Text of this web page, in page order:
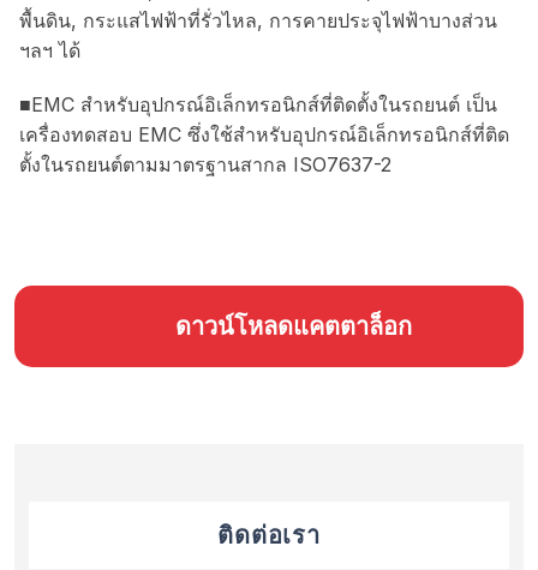
พื้นดิน, กระแสไฟฟ้าที่รั่วไหล, การคายประจุไฟฟ้าบางส่วน
ฯลฯ ได้
■EMC สำหรับอุปกรณ์อิเล็กทรอนิกส์ที่ติดตั้งในรถยนต์ เป็น
เครื่องทดสอบ EMC ซึ่งใช้สำหรับอุปกรณ์อิเล็กทรอนิกส์ที่ติด
ตั้งในรถยนต์ตามมาตรฐานสากล ISO7637-2
ดาวน์โหลดแคตตาล็อก
ติดต่อเรา